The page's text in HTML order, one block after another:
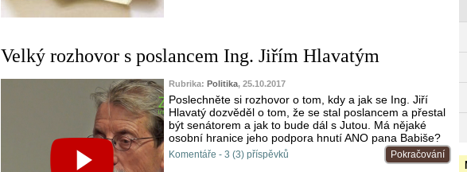
Velký rozhovor s poslancem Ing. Jiřím Hlavatým
Rubrika: Politika, 25.10.2017
Poslechněte si rozhovor o tom, kdy a jak se Ing. Jiří
Hlavatý dozvěděl o tom, že se stal poslancem a přestal
být senátorem a jak to bude dál s Jutou. Má nějaké
osobní hranice jeho podpora hnutí ANO pana Babiše?
Pokračování
Komentáře - 3 (3) příspěvků